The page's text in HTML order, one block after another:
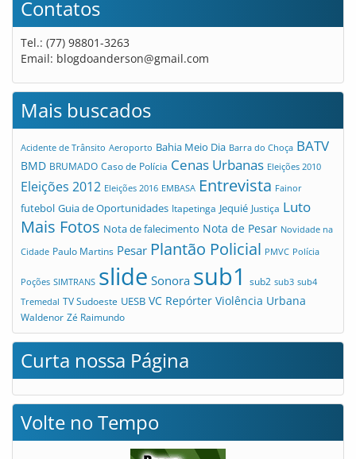
Contatos
Tel.: (77) 98801-3263
Email: blogdoanderson@gmail.com
Mais buscados
Acidente de Trânsito Aeroporto Bahia Meio Dia Barra do Choça BATV
BMD BRUMADO Caso de Polícia Cenas Urbanas Eleições 2010
Eleições 2012 Eleições 2016 EMBASA Entrevista Fainor
futebol Guia de Oportunidades Itapetinga Jequié Justiça Luto
Mais Fotos Nota de falecimento Nota de Pesar Novidade na
Cidade Paulo Martins Pesar Plantão Policial PMVC Polícia
Poções SIMTRANS slide Sonora sub1 sub2 sub3 sub4
Tremedal TV Sudoeste UESB VC Repórter Violência Urbana
Waldenor Zé Raimundo
Curta nossa Página
Volte no Tempo